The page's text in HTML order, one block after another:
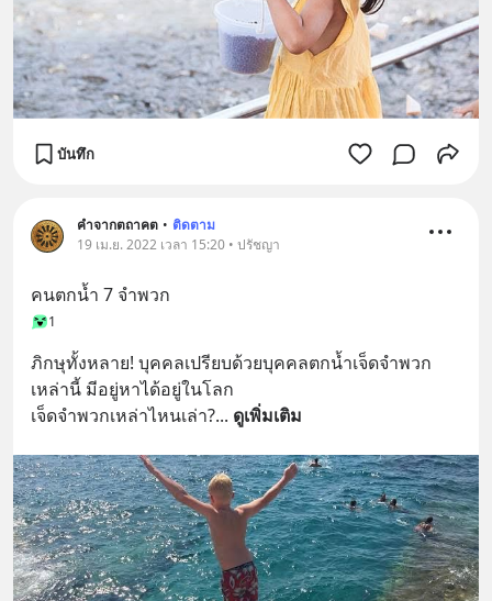
บันทึก
คำจากตถาคต • ติดตาม
19 เม.ย. 2022 เวลา 15:20 • ปรัชญา
คนตกน้ำ 7 จำพวก
1
ภิกษุทั้งหลาย! บุคคลเปรียบด้วยบุคคลตกน้ำเจ็ดจำพวก
เหล่านี้ มีอยู่หาได้อยู่ในโลก
เจ็ดจำพวกเหล่าไหนเล่า?... ดูเพิ่มเติม